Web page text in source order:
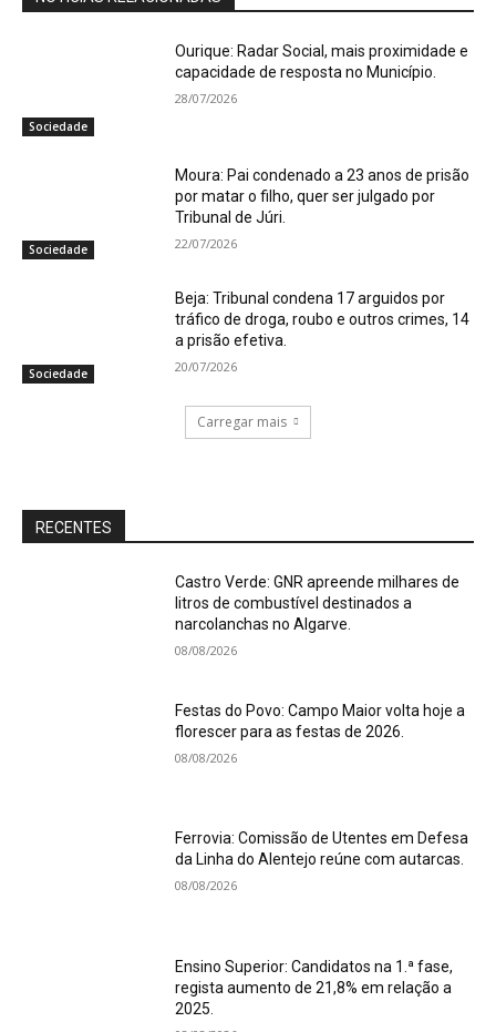
Sociedade
Ourique: Radar Social, mais proximidade e
capacidade de resposta no Município.
28/07/2026
Sociedade
Moura: Pai condenado a 23 anos de prisão
por matar o filho, quer ser julgado por
Tribunal de Júri.
22/07/2026
Sociedade
Beja: Tribunal condena 17 arguidos por
tráfico de droga, roubo e outros crimes, 14
a prisão efetiva.
20/07/2026
Carregar mais
RECENTES
Castro Verde: GNR apreende milhares de
litros de combustível destinados a
narcolanchas no Algarve.
08/08/2026
Festas do Povo: Campo Maior volta hoje a
florescer para as festas de 2026.
08/08/2026
Ferrovia: Comissão de Utentes em Defesa
da Linha do Alentejo reúne com autarcas.
08/08/2026
Ensino Superior: Candidatos na 1.ª fase,
regista aumento de 21,8% em relação a
2025.